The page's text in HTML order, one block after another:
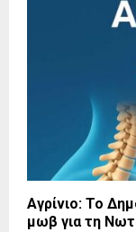
Αγρίνιο: Το
μωβ για τη